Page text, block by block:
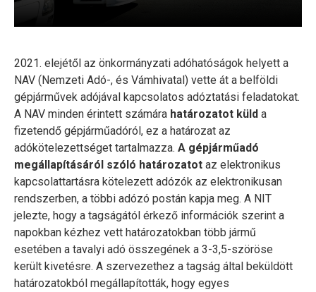
2021. elejétől az önkormányzati adóhatóságok helyett a
NAV (Nemzeti Adó-, és Vámhivatal) vette át a belföldi
gépjárművek adójával kapcsolatos adóztatási feladatokat.
A NAV minden érintett számára határozatot küld a
fizetendő gépjárműadóról, ez a határozat az
adókötelezettséget tartalmazza. A gépjárműadó
megállapításáról szóló határozatot az elektronikus
kapcsolattartásra kötelezett adózók az elektronikusan
rendszerben, a többi adózó postán kapja meg. A NIT
jelezte, hogy a tagságától érkező információk szerint a
napokban kézhez vett határozatokban több jármű
esetében a tavalyi adó összegének a 3-3,5-szöröse
került kivetésre. A szervezethez a tagság által beküldött
határozatokból megállapították, hogy egyes